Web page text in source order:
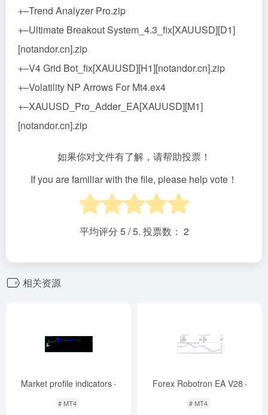
+–Trend Analyzer Pro.zip
+–Ultimate Breakout System_4.3_fix[XAUUSD][D1]
[notandor.cn].zip
+–V4 Grid Bot_fix[XAUUSD][H1][notandor.cn].zip
+–Volatility NP Arrows For Mt4.ex4
+–XAUUSD_Pro_Adder_EA[XAUUSD][M1]
[notandor.cn].zip
如果你对文件有了解，请帮助投票！
If you are familiar with the file, please help vote！
平均评分 5/ 5. 投票数： 2
相关资源
Market profile indicators-
# MT4
Forex Robotron EA V28 -
# MT4